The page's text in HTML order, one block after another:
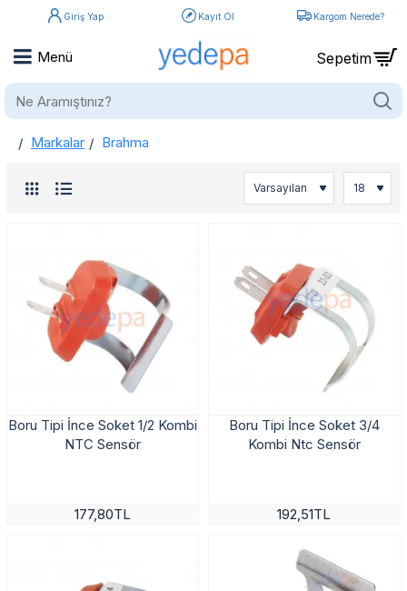
Giriş Yap Kayıt Ol Kargom Nerede?
Ne
home
Markalar Brahma
Boru Tipi İnce Soket 1/2 Kombi
NTC Sensör
177,80TL
Boru Tipi İnce Soket 3/4
Kombi Ntc Sensör
192,51TL